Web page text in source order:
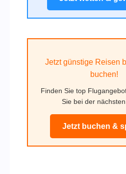
Jetzt günstige Reisen
buchen!
Finden Sie top
Sie bei der nächsten
Jetzt buchen &